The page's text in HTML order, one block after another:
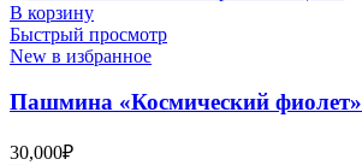
В корзину
Быстрый просмотр
New в избранное
Пашмина «Космический фиолет»
30,000₽